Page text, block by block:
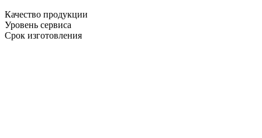
Качество продукции
Уровень сервиса
Срок изготовления